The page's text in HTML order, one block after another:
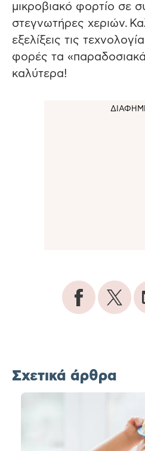
μικροβιακό φορτίο σε
στεγνωτήρες χεριών.
εξελίξεις τις
φορές τα
καλύτερα!
Σχετικά άρθρα